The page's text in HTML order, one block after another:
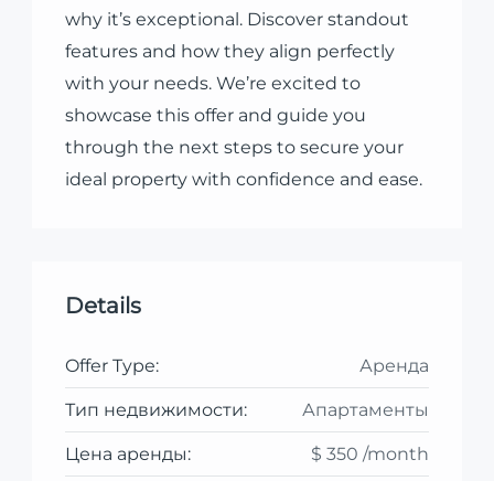
why it’s exceptional. Discover standout
features and how they align perfectly
with your needs. We’re excited to
showcase this offer and guide you
through the next steps to secure your
ideal property with confidence and ease.
Details
Offer Type: Аренда
Тип недвижимости: Апартаменты
Цена аренды: $ 350 /month